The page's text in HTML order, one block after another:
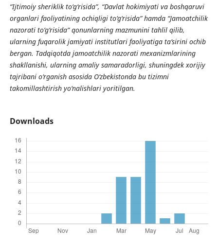
“Ijtimoiy sheriklik to‘g‘risida”, “Davlat hokimiyati va boshqaruvi
organlari faoliyatining ochiqligi to‘g‘risida” hamda “Jamoatchilik
nazorati to‘g‘risida” qonunlarning mazmunini tahlil qilib,
ularning fuqarolik jamiyati institutlari faoliyatiga ta’sirini ochib
bergan. Tadqiqotda jamoatchilik nazorati mexanizmlarining
shakllanishi, ularning amaliy samaradorligi, shuningdek xorijiy
tajribani o‘rganish asosida O‘zbekistonda bu tizimni
takomillashtirish yo‘nalishlari yoritilgan.
Downloads